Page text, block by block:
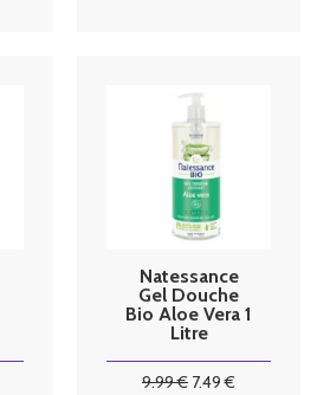
Natessance
Gel Douche
Bio Aloe Vera 1
Litre
9.99€ 7.49 €